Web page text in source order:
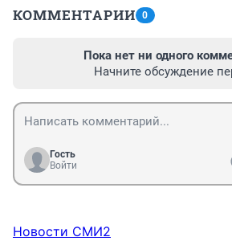
КОММЕНТАРИИ 0
Пока нет ни одного
Начните обсуждение
Гость
Войти
Новости СМИ2